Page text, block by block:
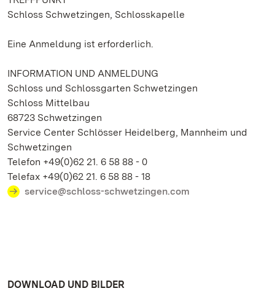
Schloss Schwetzingen, Schlosskapelle
Eine Anmeldung ist erforderlich.
INFORMATION UND ANMELDUNG
Schloss und Schlossgarten Schwetzingen
Schloss Mittelbau
68723 Schwetzingen
Service Center Schlösser Heidelberg, Mannheim und
Schwetzingen
Telefon +49(0)62 21. 6 58 88 - 0
Telefax +49(0)62 21. 6 58 88 - 18
service@schloss-schwetzingen.com
DOWNLOAD UND BILDER